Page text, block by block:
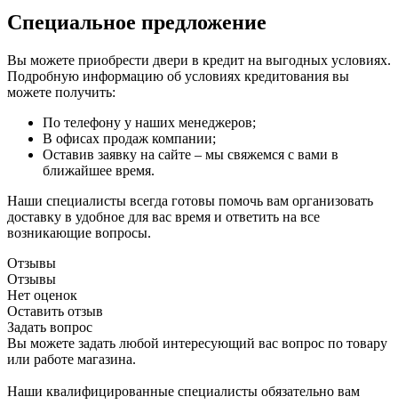
Специальное предложение
Вы можете приобрести двери в кредит на выгодных условиях.
Подробную информацию об условиях кредитования вы
можете получить:
По телефону у наших менеджеров;
В офисах продаж компании;
Оставив заявку на сайте – мы свяжемся с вами в
ближайшее время.
Наши специалисты всегда готовы помочь вам организовать
доставку в удобное для вас время и ответить на все
возникающие вопросы.
Отзывы
Отзывы
Нет оценок
Оставить отзыв
Задать вопрос
Вы можете задать любой интересующий вас вопрос по товару
или работе магазина.
Наши квалифицированные специалисты обязательно вам